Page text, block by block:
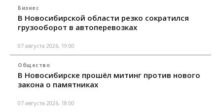
Бизнес
В Новосибирской области резко сократился
грузооборот в автоперевозках
07 августа 2026, 19:00
Общество
В Новосибирске прошёл митинг против нового
закона о памятниках
07 августа 2026, 18:00